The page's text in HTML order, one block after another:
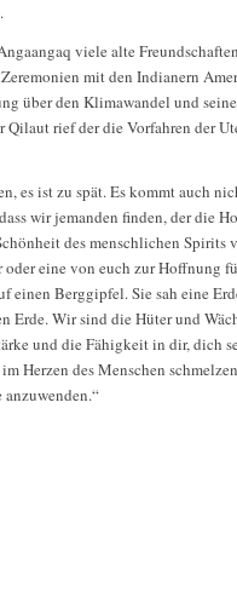
viele alte
mit den Indianern
über den Klimawandel und
rief der die Vorfahren der
es ist zu spät. Es kommt auch
wir jemanden finden, der die
des menschlichen Spirits
oder eine von euch zur Hoffnung
einen Berggipfel. Sie sah eine
Erde. Wir sind die Hüter und
und die Fähigkeit in dir, dich
Herzen des Menschen
anzuwenden.“